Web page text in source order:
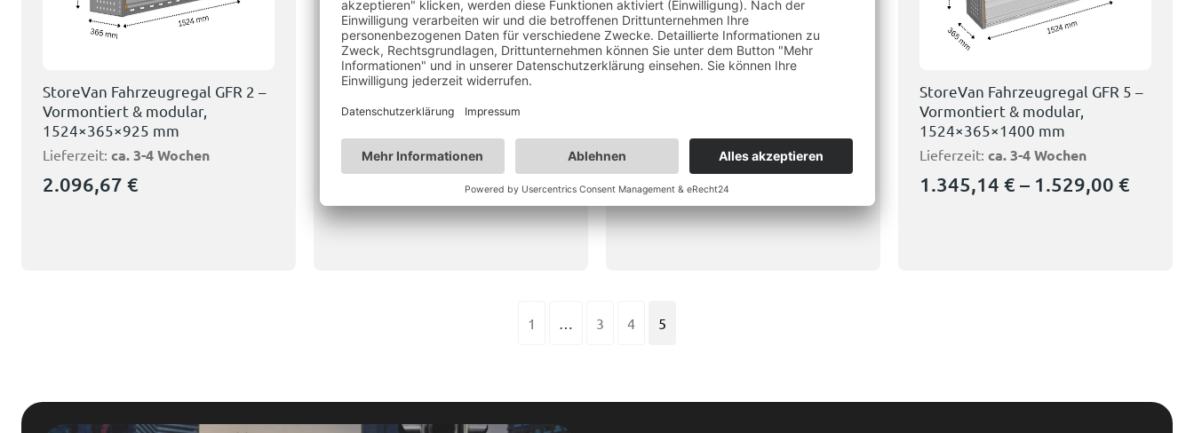
StoreVan Fahrzeugregal GFR 2 –
Vormontiert & modular,
1524×365×925 mm
Lieferzeit: ca. 3-4 Wochen
2.096,67 €
StoreVan Fahrzeugregal GFR 3 –
Vormontiert & modular,
Lieferzeit:ca. 3-4 Wochen
1.144,47€
ca. 3-4 Wochen
1.165,36€–
StoreVan Fahrzeugregal GFR 5 –
Vormontiert & modular,
1524×365×1400 mm
Lieferzeit: ca. 3-4 Wochen
1.345,14 € – 1.529,00 €
1 … 3 4 5